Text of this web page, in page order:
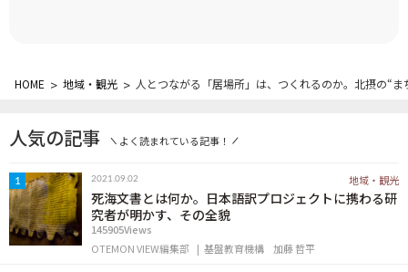
HOME > 地域・観光 > 人とつながる「居場所」は、つくれるのか。北摂の“
人気の記事 よく読まれている記事！
1 2021.09.02 地域・観光
死海文書とは何か。日本語訳プロジェクトに携わる研
究者が明かす、その全貌
145905Views
OTEMON VIEW編集部
基盤教育機構 加藤 哲平